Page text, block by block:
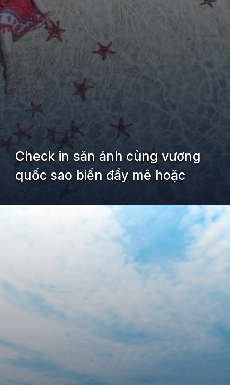
Check in săn ảnh cùng vương
quốc sao biển đầy mê hoặc